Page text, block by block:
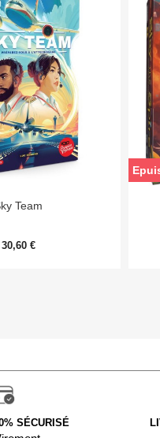
rapide
Team
30,60 €
SÉCURISÉ